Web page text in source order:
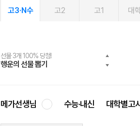
고3·N수 고2 고1 대
선물 3개 100% 당첨!
행운의 선물 뽑기
선물 100% 증정!
메가스터디 X 올리브
여름방학 스터디 캐시백
메가런 썸머스쿨
2027 러셀 단과
강사 공개선발
스마트러닝앱
설문 EVENT
메가패스
3일 무료 체험권
메가패스 수강생 무료혜택!
메가클럽 멤버십
사회공헌 캠페인
희망이룸 메가나눔
메가선생님 수능·내신 대학별고